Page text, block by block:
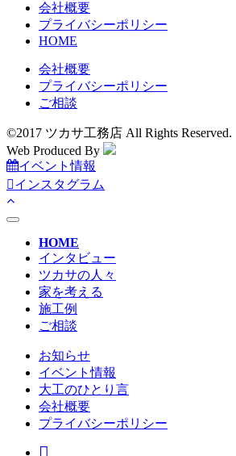
会社概要
プライバシーポリシー
HOME
会社概要
プライバシーポリシー
ご相談
©2017 ツカサ工務店 All Rights Reserved.
Web Produced By
イベント情報
インスタグラム
toggle
navigationHOME
インタビュー
ツカサの人々
家を考える
施工例
ご相談
お知らせ
イベント情報
大工のひとり言
会社概要
プライバシーポリシー